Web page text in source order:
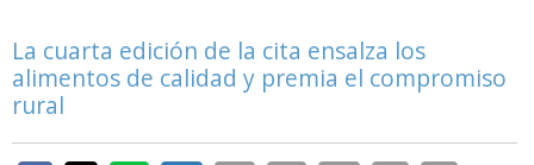
La cuarta edición de la cita ensalza los
alimentos de calidad y premia el compromiso
rural